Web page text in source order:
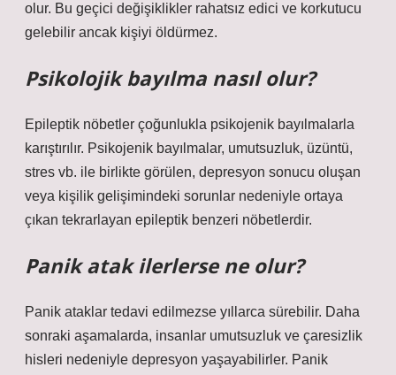
olur. Bu geçici değişiklikler rahatsız edici ve korkutucu
gelebilir ancak kişiyi öldürmez.
Psikolojik bayılma nasıl olur?
Epileptik nöbetler çoğunlukla psikojenik bayılmalarla
karıştırılır. Psikojenik bayılmalar, umutsuzluk, üzüntü,
stres vb. ile birlikte görülen, depresyon sonucu oluşan
veya kişilik gelişimindeki sorunlar nedeniyle ortaya
çıkan tekrarlayan epileptik benzeri nöbetlerdir.
Panik atak ilerlerse ne olur?
Panik ataklar tedavi edilmezse yıllarca sürebilir. Daha
sonraki aşamalarda, insanlar umutsuzluk ve çaresizlik
hisleri nedeniyle depresyon yaşayabilirler. Panik